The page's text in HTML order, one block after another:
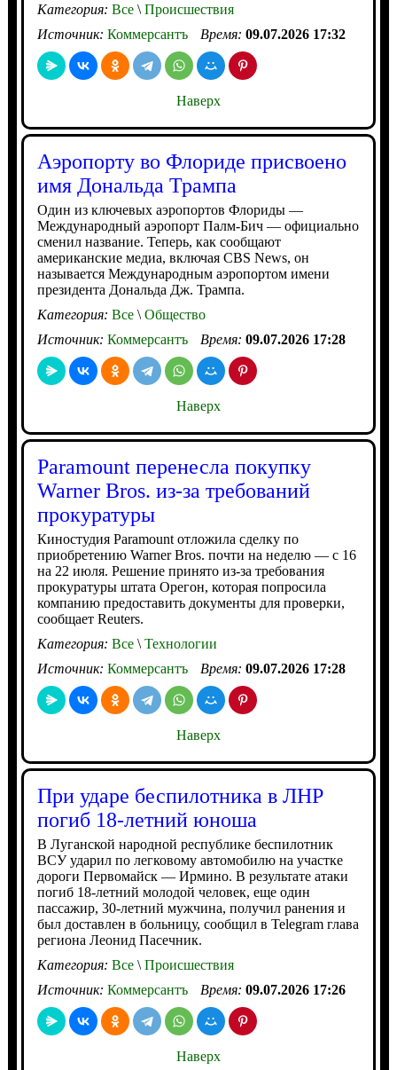
Категория: Все\Происшествия
Источник: Коммерсантъ Время: 09.07.2026 17:32
Наверх
Аэропорту во Флориде присвоено
имя Дональда Трампа
Один из ключевых аэропортов Флориды —
Международный аэропорт Палм-Бич — официально
сменил название. Теперь, как сообщают
американские медиа, включая CBS News, он
называется Международным аэропортом имени
президента Дональда Дж. Трампа.
Категория: Все\Общество
Источник: Коммерсантъ Время: 09.07.2026 17:28
Наверх
Paramount перенесла покупку
Warner Bros. из-за требований
прокуратуры
Киностудия Paramount отложила сделку по
приобретению Warner Bros. почти на неделю — с 16
на 22 июля. Решение принято из-за требования
прокуратуры штата Орегон, которая попросила
компанию предоставить документы для проверки,
сообщает Reuters.
Категория: Все\Технологии
Источник: Коммерсантъ Время: 09.07.2026 17:28
Наверх
При ударе беспилотника в ЛНР
погиб 18-летний юноша
В Луганской народной республике беспилотник
ВСУ ударил по легковому автомобилю на участке
дороги Первомайск — Ирмино. В результате атаки
погиб 18-летний молодой человек, еще один
пассажир, 30-летний мужчина, получил ранения и
был доставлен в больницу, сообщил в Telegram глава
региона Леонид Пасечник.
Категория: Все\Происшествия
Источник: Коммерсантъ Время: 09.07.2026 17:26
Наверх